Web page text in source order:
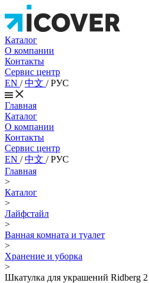
Каталог
О компании
Контакты
Сервис центр
EN /中文 /РУС
Главная
Каталог
О компании
Контакты
Сервис центр
EN /中文 /РУС
Главная
>
Каталог
>
Лайфстайл
>
Ванная комната и туалет
>
Хранение и уборка
>
Шкатулка для украшений Ridberg